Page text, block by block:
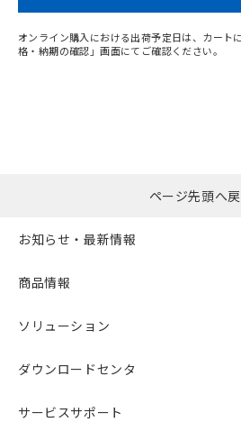
オンライン購入における出荷予定日は、カート
格・納期の確認」画面にてご確認ください。
ページ先頭へ
お知らせ・最新情報
商品情報
ソリューション
ダウンロードセンタ
サービスサポート